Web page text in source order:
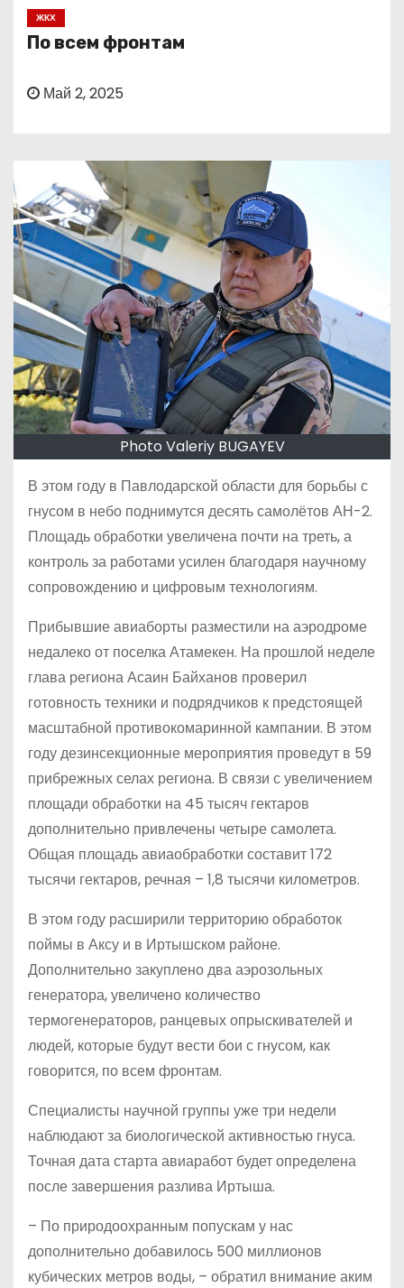
ЖКХ
По всем фронтам
Май 2, 2025
Photo Valeriy BUGAYEV
В этом году в Павлодарской области для борьбы с
гнусом в небо поднимутся десять самолётов АН-2.
Площадь обработки увеличена почти на треть, а
контроль за работами усилен благодаря научному
сопровождению и цифровым технологиям.
Прибывшие авиаборты разместили на аэродроме
недалеко от поселка Атамекен. На прошлой неделе
глава региона Асаин Байханов проверил
готовность техники и подрядчиков к предстоящей
масштабной противокомаринной кампании. В этом
году дезинсекционные мероприятия проведут в 59
прибрежных селах региона. В связи с увеличением
площади обработки на 45 тысяч гектаров
дополнительно привлечены четыре самолета.
Общая площадь авиаобработки составит 172
тысячи гектаров, речная – 1,8 тысячи километров.
В этом году расширили территорию обработок
поймы в Аксу и в Иртышском районе.
Дополнительно закуплено два аэрозольных
генератора, увеличено количество
термогенераторов, ранцевых опрыскивателей и
людей, которые будут вести бои с гнусом, как
говорится, по всем фронтам.
Специалисты научной группы уже три недели
наблюдают за биологической активностью гнуса.
Точная дата старта авиаработ будет определена
после завершения разлива Иртыша.
– По природоохранным попускам у нас
дополнительно добавилось 500 миллионов
кубических метров воды, – обратил внимание аким